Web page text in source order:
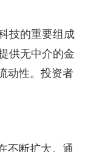
技的重要组成
供无中介的金
动性。投资者
不断扩大。通